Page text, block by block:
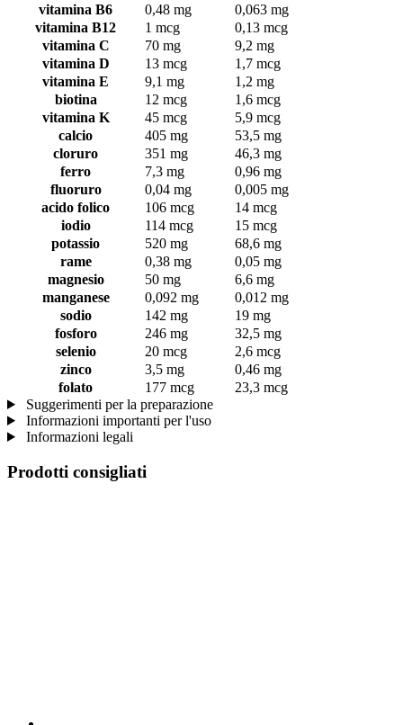
vitamina B6
0,48 mg
0,063 mg
vitamina B12
1 mcg
0,13 mcg
vitamina C
70 mg
9,2 mg
vitamina D
13 mcg
1,7 mcg
vitamina E
9,1 mg
1,2 mg
biotina
12 mcg
1,6 mcg
vitamina K
45 mcg
5,9 mcg
calcio
405 mg
53,5 mg
cloruro
351 mg
46,3 mg
ferro
7,3 mg
0,96 mg
fluoruro
0,04 mg
0,005 mg
acido folico
106 mcg
14 mcg
iodio
114 mcg
15 mcg
potassio
520 mg
68,6 mg
rame
0,38 mg
0,05 mg
magnesio
50 mg
6,6 mg
manganese
0,092 mg
0,012 mg
sodio
142 mg
19 mg
fosforo
246 mg
32,5 mg
selenio
20 mcg
2,6 mcg
zinco
3,5 mg
0,46 mg
folato
177 mcg
23,3 mcg
Suggerimenti per la preparazione
Informazioni importanti per l'uso
Informazioni legali
Prodotti consigliati